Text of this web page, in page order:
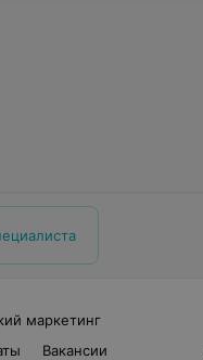
маркетинг
Вакансии